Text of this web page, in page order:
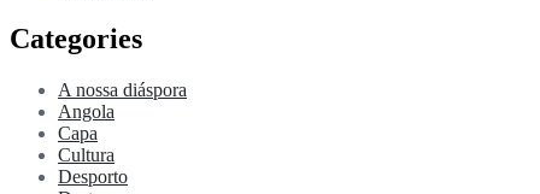
Categories
A nossa diáspora
Angola
Capa
Cultura
Desporto